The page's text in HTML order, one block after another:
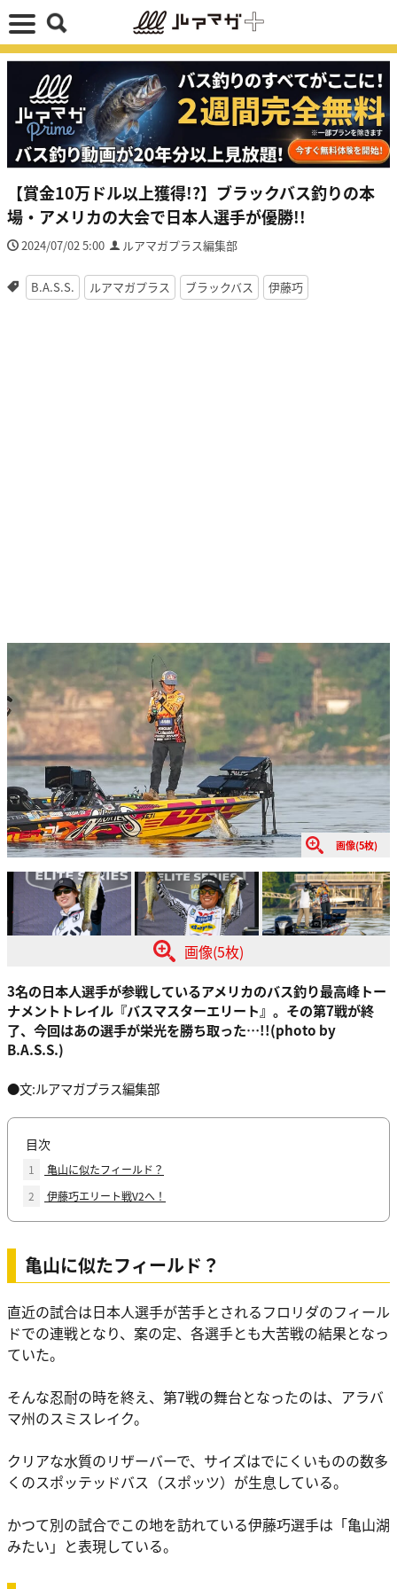
【賞金10万ドル以上獲得!?】ブラックバス釣りの本
場・アメリカの大会で日本人選手が優勝!!
2024/07/02 5:00 ルアマガプラス編集部
B.A.S.S. ルアマガプラス ブラックバス 伊藤巧
画像(5枚)
画像(5枚)
3名の日本人選手が参戦しているアメリカのバス釣り最高峰トー
ナメントトレイル『バスマスターエリート』。その第7戦が終
了、今回はあの選手が栄光を勝ち取った…!!(photo by
B.A.S.S.)
●文:ルアマガプラス編集部
目次
1
亀山に似たフィールド？
2
伊藤巧エリート戦V2へ！
亀山に似たフィールド？
直近の試合は日本人選手が苦手とされるフロリダのフィール
ドでの連戦となり、案の定、各選手とも大苦戦の結果となっ
ていた。
そんな忍耐の時を終え、第7戦の舞台となったのは、アラバ
マ州のスミスレイク。
クリアな水質のリザーバーで、サイズはでにくいものの数多
くのスポッテッドバス（スポッツ）が生息している。
かつて別の試合でこの地を訪れている伊藤巧選手は「亀山湖
みたい」と表現している。